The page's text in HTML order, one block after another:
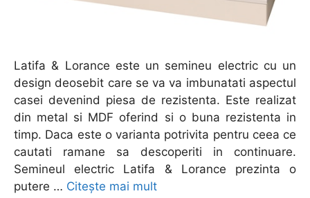
Latifa & Lorance este un semineu electric cu un
design deosebit care se va va imbunatati aspectul
casei devenind piesa de rezistenta. Este realizat
din metal si MDF oferind si o buna rezistenta in
timp. Daca este o varianta potrivita pentru ceea ce
cautati ramane sa descoperiti in continuare.
Semineul electric Latifa & Lorance prezinta o
putere … Citește mai mult